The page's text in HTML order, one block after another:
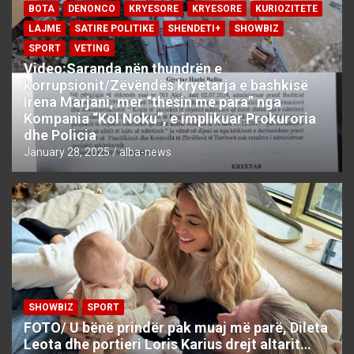
BOTA DENONCO KRYESORE KRYESORE
KURIOZITETE
LAJME
SATIRE POLITIKE SHENDETI+
SHOWBIZ
SPORT
VETING
Video:Saranda nën thundrën e
korrupsionit/Zëvëndës kryetarja e bashkisë
Irena Marjani, mer “thesin me para” nga
Kompania “Kol Noku”, e implikuar Prokuroria
dhe Policia
January 28, 2025 alba-news
SHOWBIZ SPORT
FOTO/ U bënë prindër pak muaj më parë, Dileta
Leota dhe portieri Loris Karius drejt altarit…